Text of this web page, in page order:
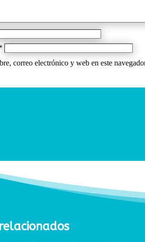
correo electrónico y web en este